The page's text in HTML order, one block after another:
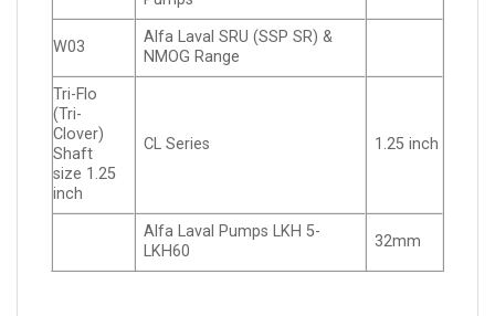
W03
Alfa Laval SRU (SSP SR) &
NMOG Range
Tri-Flo
(Tri-
Clover)
Shaft
size 1.25
inch
CL Series 1.25 inch
Alfa Laval Pumps LKH 5-
LKH60
32mm